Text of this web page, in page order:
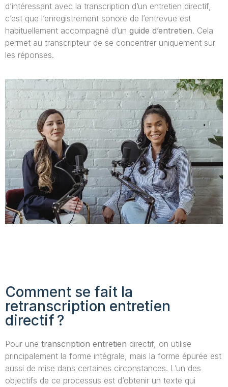
d’intéressant avec la transcription d’un entretien directif,
c’est que l’enregistrement sonore de l’entrevue est
habituellement accompagné d’un guide d’entretien. Cela
permet au transcripteur de se concentrer uniquement sur
les réponses.
Comment se fait la
retranscription entretien
directif ?
Pour une transcription entretien directif, on utilise
principalement la forme intégrale, mais la forme épurée est
aussi de mise dans certaines circonstances. L’un des
objectifs de ce processus est d’obtenir un texte qui